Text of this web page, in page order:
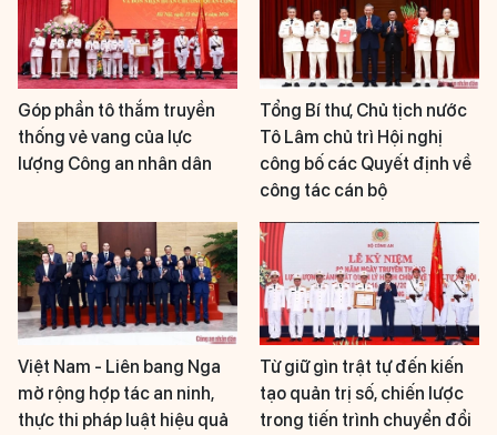
Góp phần tô thắm truyền
thống vẻ vang của lực
lượng Công an nhân dân
Tổng Bí thư, Chủ tịch nước
Tô Lâm chủ trì Hội nghị
công bố các Quyết định về
công tác cán bộ
Việt Nam - Liên bang Nga
mở rộng hợp tác an ninh,
thực thi pháp luật hiệu quả
Từ giữ gìn trật tự đến kiến
tạo quản trị số, chiến lược
trong tiến trình chuyển đổi